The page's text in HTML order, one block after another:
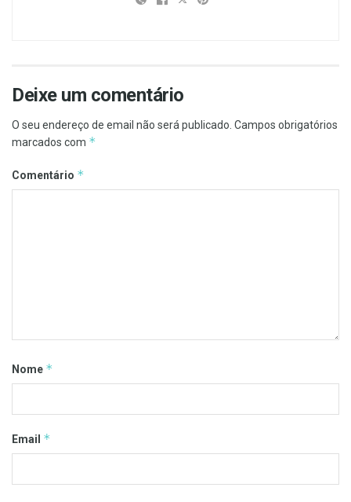
Deixe um comentário
O seu endereço de email não será publicado. Campos obrigatórios
marcados com *
Comentário *
Nome *
Email *